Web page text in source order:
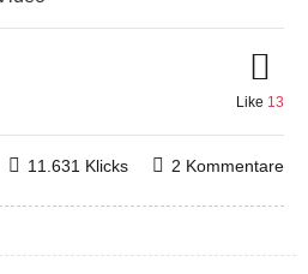
Like 13
2 Kommentare
11.631 Klicks